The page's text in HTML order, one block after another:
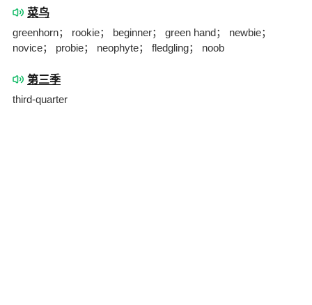
菜鸟
greenhorn； rookie； beginner； green hand； newbie；
novice； probie； neophyte； fledgling； noob
第三季
third-quarter